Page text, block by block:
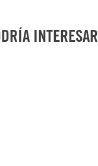
INTERESAR